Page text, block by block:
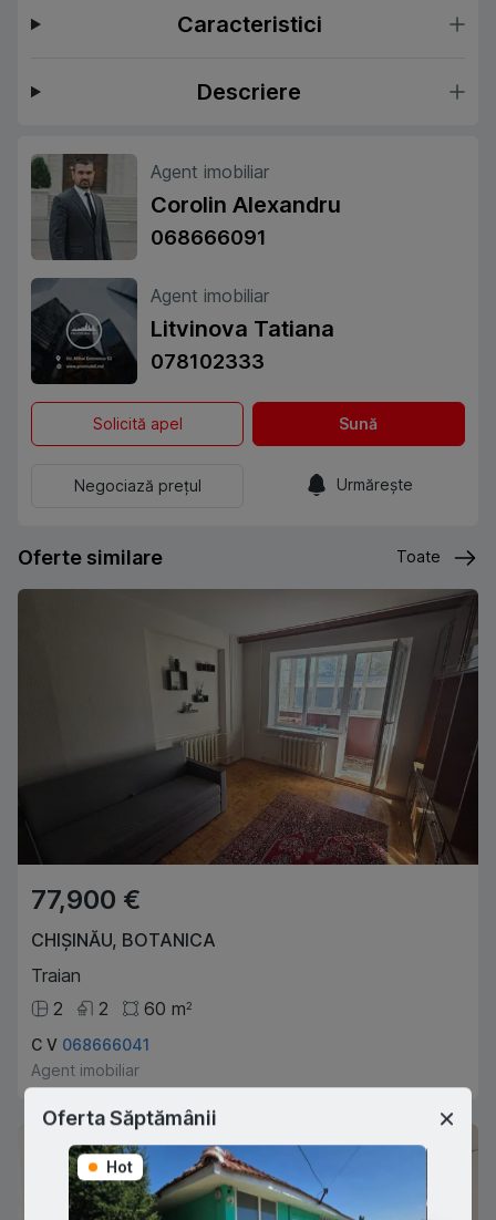
Caracteristici
Descriere
Agent imobiliar
Corolin Alexandru
068666091
Agent imobiliar
Litvinova Tatiana
078102333
Solicită apel Sună
Negociază prețul Urmărește
Oferte similare Toate
77,900 €
CHIȘINĂU, BOTANICA
Traian
2
2 60 m2
C V 068666041
Agent imobiliar
Exclusive
Oferta Săptămânii
Hot